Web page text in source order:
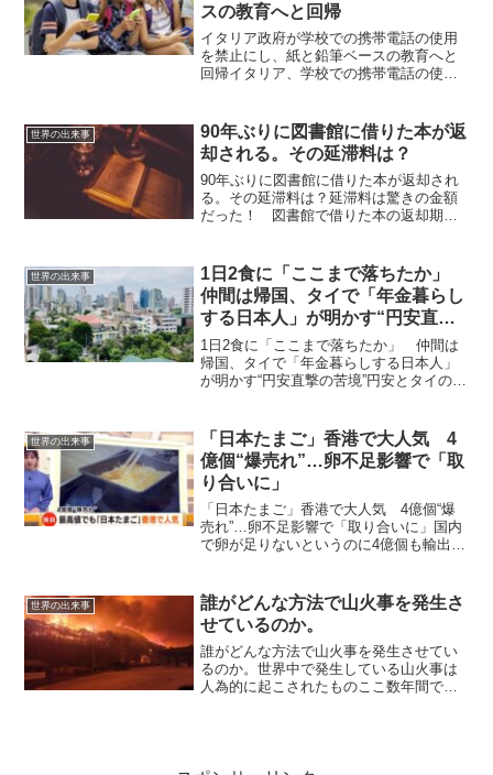
スの教育へと回帰
イタリア政府が学校での携帯電話の使用
を禁止にし、紙と鉛筆ベースの教育へと
回帰イタリア、学校での携帯電話の使用
電話の使用を禁止する予定だ。この決定
は先週ジュゼッペ・ヴァ...
世界の出来事
90年ぶりに図書館に借りた本が返
却される。その延滞料は？
90年ぶりに図書館に借りた本が返却され
る。その延滞料は？延滞料は驚きの金額
だった！ 図書館で借りた本の返却期間
郊外にある図書館では、90年前に貸し出
した本が最近返却され...
世界の出来事
1日2食に「ここまで落ちたか」
仲間は帰国、タイで「年金暮らし
する日本人」が明かす“円安直撃
の苦境”
1日2食に「ここまで落ちたか」 仲間は
帰国、タイで「年金暮らしする日本人」
が明かす“円安直撃の苦境”円安とタイの物
る人も・・・。デイリー新潮：1日2食に
「ここまで...
世界の出来事
「日本たまご」香港で大人気 4
億個“爆売れ”…卵不足影響で「取
り合いに」
「日本たまご」香港で大人気 4億個“爆
売れ”…卵不足影響で「取り合いに」国内
で卵が足りないというのに4億個も輸出と
が輸出されているのが香港です。香港市
民を虜にした日本...
世界の出来事
誰がどんな方法で山火事を発生さ
せているのか。
誰がどんな方法で山火事を発生させてい
るのか。世界中で発生している山火事は
人為的に起こされたものここ数年間で大